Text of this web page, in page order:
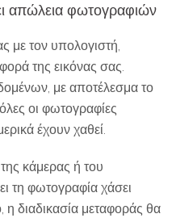
απώλεια φωτογραφιών
με τον υπολογιστή,
της εικόνας σας.
με αποτέλεσμα το
οι φωτογραφίες
έχουν χαθεί.
κάμερας ή του
τη φωτογραφία χάσει
διαδικασία μεταφοράς θα